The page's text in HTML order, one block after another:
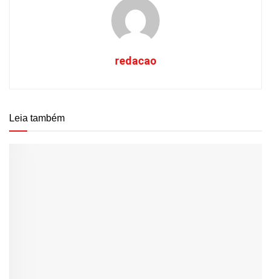
redacao
Leia também